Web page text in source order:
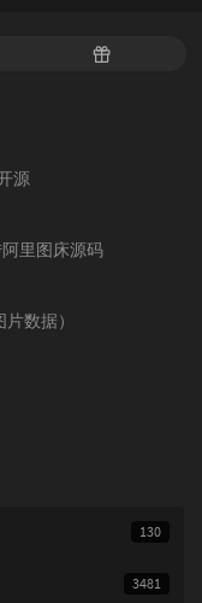
随
源
阿里图床源码
数据）
130
3481